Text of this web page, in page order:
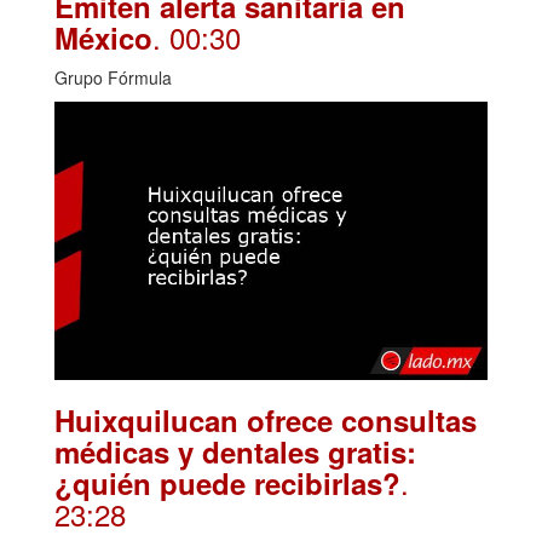
México. 00:30
Grupo Fórmula
Huixquilucan ofrece consultas
médicas y dentales gratis:
¿quién puede recibirlas?.
23:28